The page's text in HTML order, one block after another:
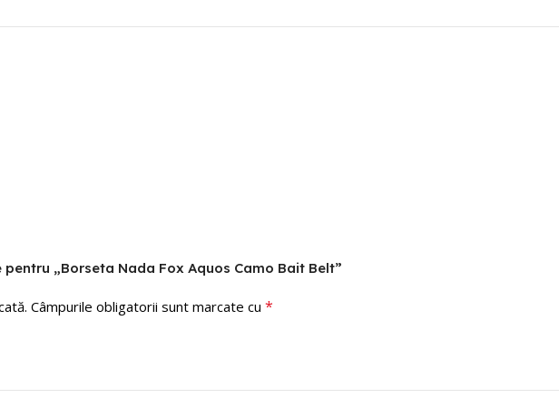
„Borseta Nada Fox Aquos Camo Bait Belt”
Câmpurile obligatorii sunt marcate cu *